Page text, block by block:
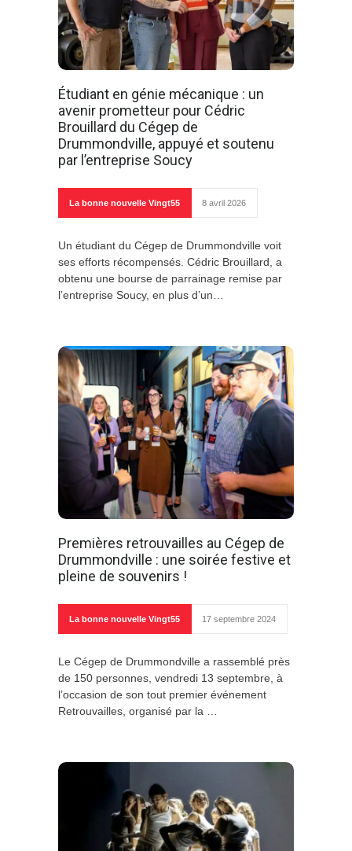
Étudiant en génie mécanique : un
avenir prometteur pour Cédric
Brouillard du Cégep de
Drummondville, appuyé et soutenu
par l’entreprise Soucy
La bonne nouvelle Vingt55 8 avril 2026
Un étudiant du Cégep de Drummondville voit
ses efforts récompensés. Cédric Brouillard, a
obtenu une bourse de parrainage remise par
l’entreprise Soucy, en plus d’un…
Premières retrouvailles au Cégep de
Drummondville : une soirée festive et
pleine de souvenirs !
La bonne nouvelle Vingt55 17 septembre 2024
Le Cégep de Drummondville a rassemblé près
de 150 personnes, vendredi 13 septembre, à
l’occasion de son tout premier événement
Retrouvailles, organisé par la …